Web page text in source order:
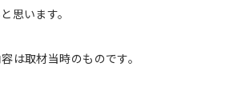
思います。
は取材当時のものです。